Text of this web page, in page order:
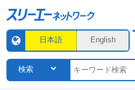
日本語 English